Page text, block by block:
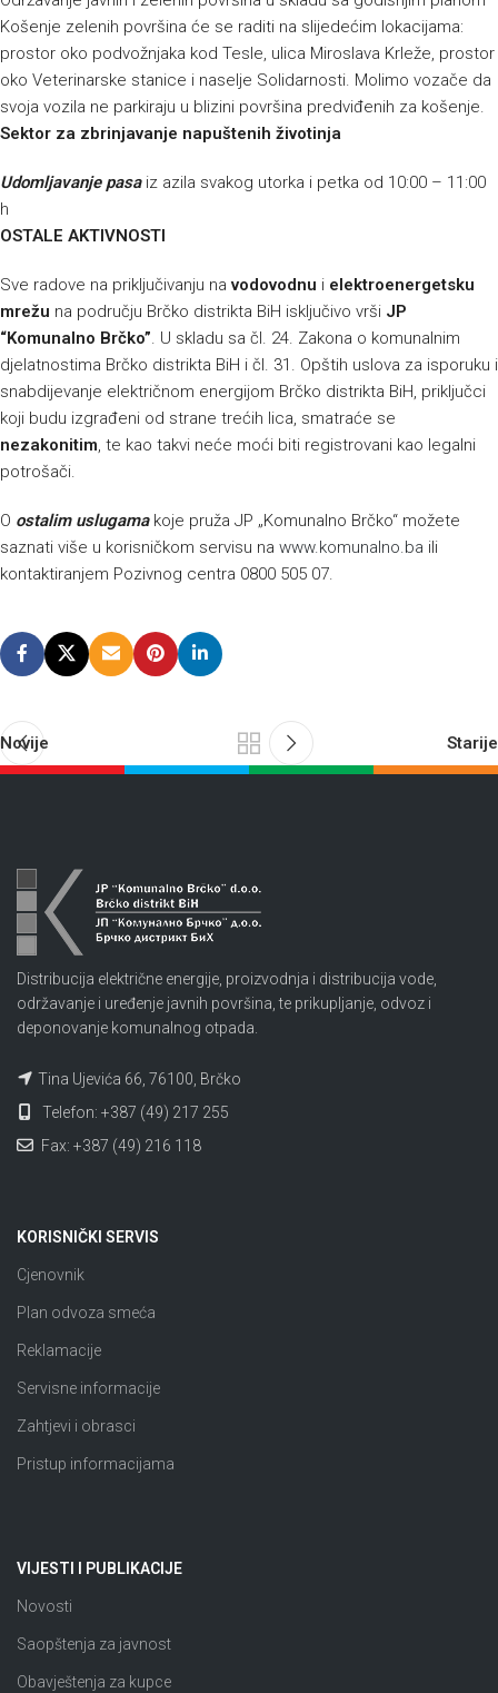
Košenje zelenih površina će se raditi na slijedećim lokacijama:
prostor oko podvožnjaka kod Tesle, ulica Miroslava Krleže, prostor
oko Veterinarske stanice i naselje Solidarnosti. Molimo vozače da
svoja vozila ne parkiraju u blizini površina predviđenih za košenje.
Sektor za zbrinjavanje napuštenih životinja
Udomljavanje pasaiz azila svakog utorka i petka od 10:00 – 11:00
h
OSTALE AKTIVNOSTI
Sve radove na priključivanju navodovodnu i elektroenergetsku
mrežu na području Brčko distrikta BiH isključivo vrši JP
“Komunalno Brčko”. U skladu sa čl. 24. Zakona o komunalnim
djelatnostima Brčko distrikta BiH i čl. 31. Opštih uslova za isporuku i
snabdijevanje električnom energijom Brčko distrikta BiH, priključci
koji budu izgrađeni od strane trećih lica, smatraće se
nezakonitim, te kao takvi neće moći biti registrovani kao legalni
potrošači.
O ostalim uslugamakoje pruža JP „Komunalno Brčko“ možete
saznati više u korisničkom servisu na www.komunalno.ba ili
kontaktiranjem Pozivnog centra 0800 505 07.
Novije Starije
Distribucija električne energije, proizvodnja i distribucija vode,
održavanje i uređenje javnih površina, te prikupljanje, odvoz i
deponovanje komunalnog otpada.
Tina Ujevića 66, 76100, Brčko
Telefon: +387 (49) 217 255
Fax: +387 (49) 216 118
KORISNIČKI SERVIS
Cjenovnik
Plan odvoza smeća
Reklamacije
Servisne informacije
Zahtjevi i obrasci
Pristup informacijama
VIJESTI I PUBLIKACIJE
Novosti
Saopštenja za javnost
Obavještenja za kupce